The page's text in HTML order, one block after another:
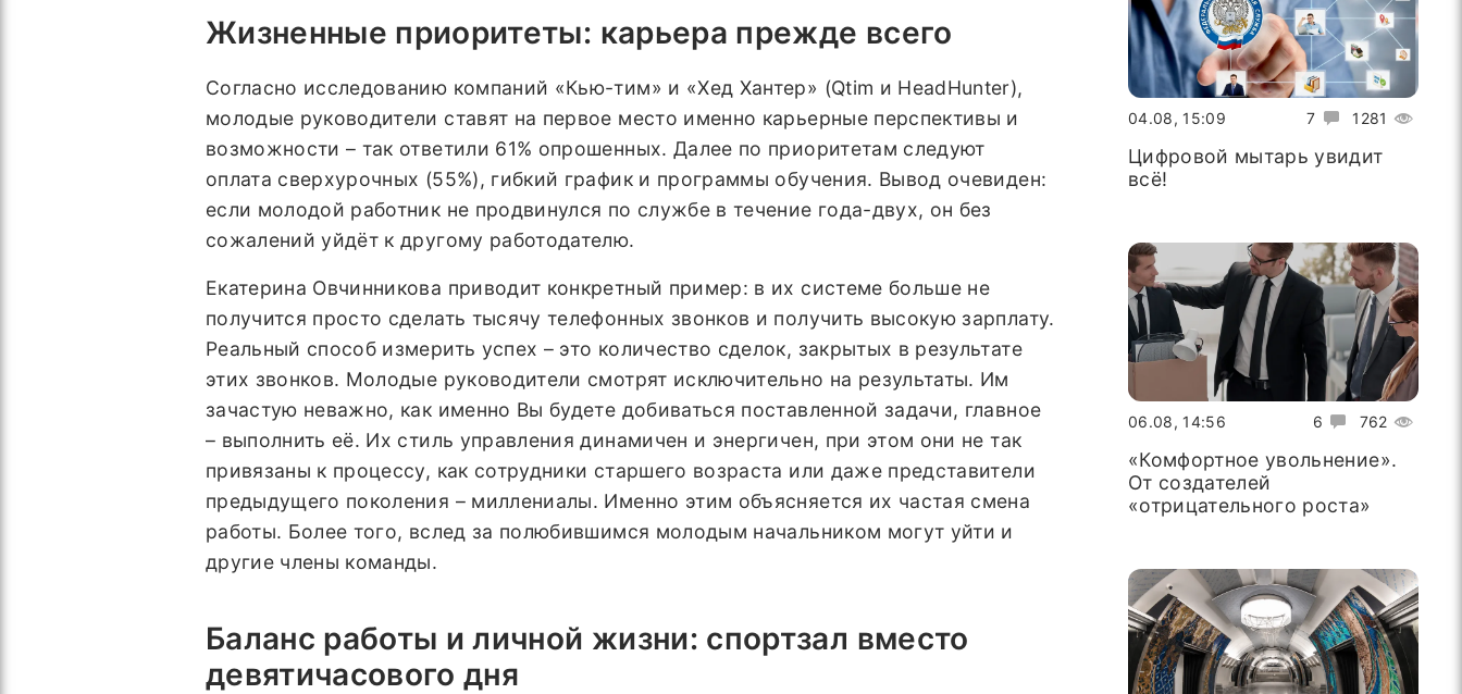
Жизненные приоритеты: карьера прежде всего
Согласно исследованию компаний «Кью-тим» и «Хед Хантер» (Qtim и HeadHunter),
молодые руководители ставят на первое место именно карьерные перспективы и
возможности – так ответили 61% опрошенных. Далее по приоритетам следуют
оплата сверхурочных (55%), гибкий график и программы обучения. Вывод очевиден:
если молодой работник не продвинулся по службе в течение года-двух, он без
сожалений уйдёт к другому работодателю.
Екатерина Овчинникова приводит конкретный пример: в их системе больше не
получится просто сделать тысячу телефонных звонков и получить высокую зарплату.
Реальный способ измерить успех – это количество сделок, закрытых в результате
этих звонков. Молодые руководители смотрят исключительно на результаты. Им
зачастую неважно, как именно Вы будете добиваться поставленной задачи, главное
– выполнить её. Их стиль управления динамичен и энергичен, при этом они не так
привязаны к процессу, как сотрудники старшего возраста или даже представители
предыдущего поколения – миллениалы. Именно этим объясняется их частая смена
работы. Более того, вслед за полюбившимся молодым начальником могут уйти и
другие члены команды.
Баланс работы и личной жизни: спортзал вместо
девятичасового дня
7 1281
04.08, 15:09
Цифровой мытарь увидит
всё!
6 762
06.08, 14:56
«Комфортное увольнение».
От создателей
«отрицательного роста»